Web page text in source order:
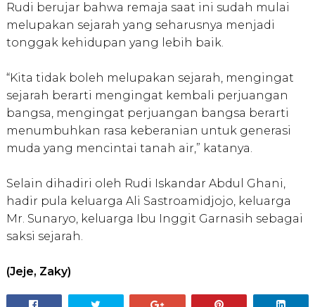
Rudi berujar bahwa remaja saat ini sudah mulai
melupakan sejarah yang seharusnya menjadi
tonggak kehidupan yang lebih baik.
“Kita tidak boleh melupakan sejarah, mengingat
sejarah berarti mengingat kembali perjuangan
bangsa, mengingat perjuangan bangsa berarti
menumbuhkan rasa keberanian untuk generasi
muda yang mencintai tanah air,” katanya.
Selain dihadiri oleh Rudi Iskandar Abdul Ghani,
hadir pula keluarga Ali Sastroamidjojo, keluarga
Mr. Sunaryo, keluarga Ibu Inggit Garnasih sebagai
saksi sejarah.
(Jeje, Zaky)